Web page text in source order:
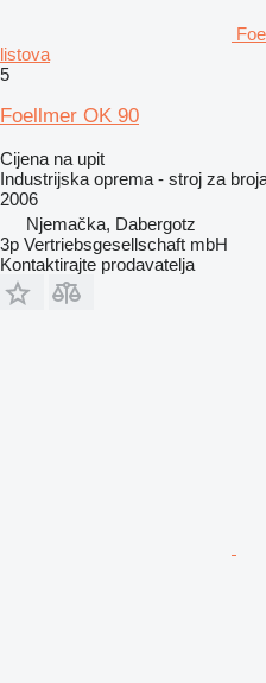
listova
5
Foellmer OK 90
Cijena na upit
Industrijska oprema - stroj za
2006
Njemačka, Dabergotz
3p Vertriebsgesellschaft mbH
Kontaktirajte prodavatelja